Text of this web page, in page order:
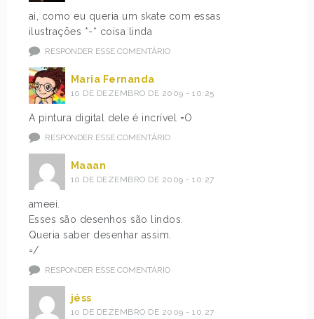
ai, como eu queria um skate com essas
ilustrações *-* coisa linda
RESPONDER ESSE COMENTÁRIO
Maria Fernanda
10 DE DEZEMBRO DE 2009 - 10:25
A pintura digital dele é incrível =O
RESPONDER ESSE COMENTÁRIO
Maaan
10 DE DEZEMBRO DE 2009 - 10:27
ameei.
Esses são desenhos são lindos.
Queria saber desenhar assim.
=/
RESPONDER ESSE COMENTÁRIO
jéss
10 DE DEZEMBRO DE 2009 - 10:27